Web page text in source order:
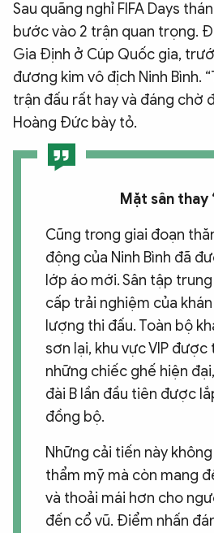
Sau quãng nghỉ FIFA Days
bước vào 2 trận quan trọng.
Gia Định ở Cúp Quốc gia,
đương kim vô địch Ninh Bình.
trận đấu rất hay và đáng chờ
Hoàng Đức bày tỏ.
Mặt sân thay
Cũng trong giai đoạn
động của Ninh Bình đã
lớp áo mới. Sân tập
cấp trải nghiệm của
lượng thi đấu. Toàn bộ
sơn lại, khu vực VIP
những chiếc ghế hiện
đài B lần đầu tiên được
đồng bộ.
Những cải tiến này
thẩm mỹ mà còn mang
và thoải mái hơn cho
đến cổ vũ. Điểm nhấn